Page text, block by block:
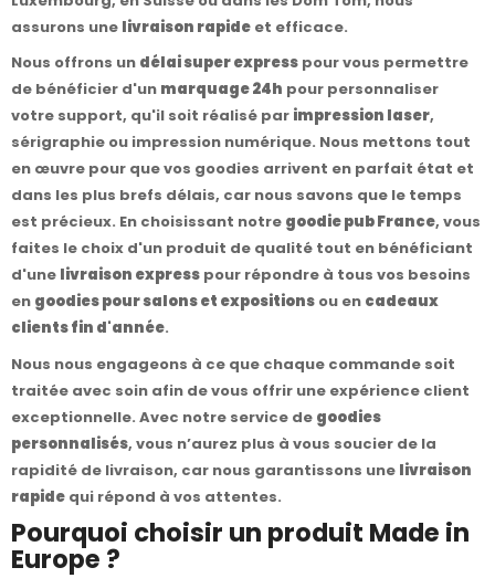
assurons une livraison rapide et efficace.
Nous offrons un délai super express pour vous permettre
de bénéficier d'un marquage 24h pour personnaliser
votre support, qu'il soit réalisé par impression laser,
sérigraphie ou impression numérique. Nous mettons tout
en œuvre pour que vos goodies arrivent en parfait état et
dans les plus brefs délais, car nous savons que le temps
est précieux. En choisissant notre goodie pub France, vous
faites le choix d'un produit de qualité tout en bénéficiant
d'une livraison express pour répondre à tous vos besoins
en goodies pour salons et expositions ou en cadeaux
clients fin d'année.
Nous nous engageons à ce que chaque commande soit
traitée avec soin afin de vous offrir une expérience client
exceptionnelle. Avec notre service de goodies
personnalisés, vous n’aurez plus à vous soucier de la
rapidité de livraison, car nous garantissons une livraison
rapide qui répond à vos attentes.
Pourquoi choisir un produit Made in
Europe ?